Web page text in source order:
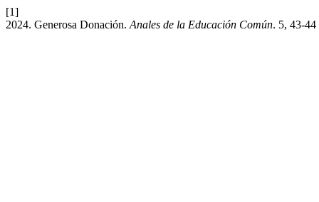
[1]
2024. Generosa Donación. Anales de la Educación Común. 5, 43-